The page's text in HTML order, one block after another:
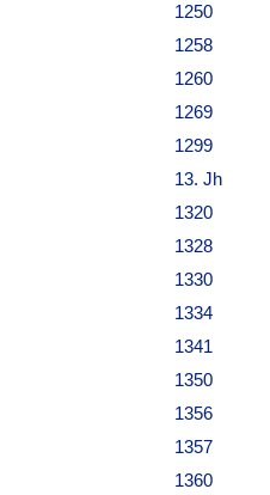
1250
1258
1260
1269
1299
13. Jh
1320
1328
1330
1334
1341
1350
1356
1357
1360